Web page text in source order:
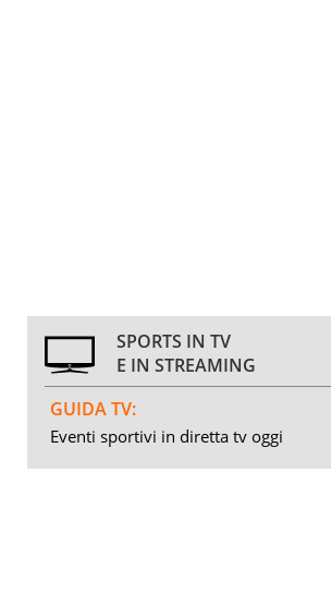
SPORTS IN TV
E IN STREAMING
GUIDA TV:
Eventi sportivi in diretta tv oggi